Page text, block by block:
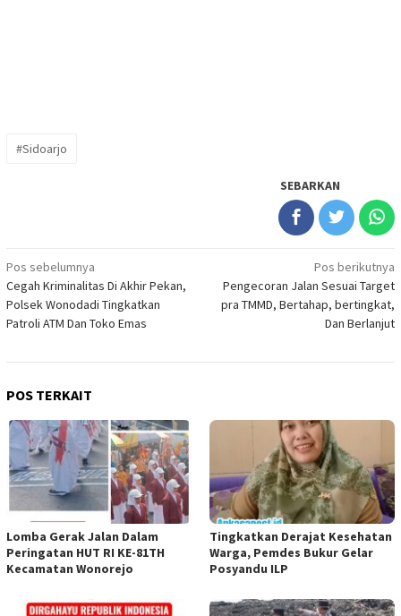
#Sidoarjo
SEBARKAN
Navigasi
pos
Pos sebelumnya
Cegah Kriminalitas Di Akhir Pekan,
Polsek Wonodadi Tingkatkan
Patroli ATM Dan Toko Emas
Pos berikutnya
Pengecoran Jalan Sesuai Target
pra TMMD, Bertahap, bertingkat,
Dan Berlanjut
POS TERKAIT
Lomba Gerak Jalan Dalam
Peringatan HUT RI KE-81TH
Kecamatan Wonorejo
Tingkatkan Derajat Kesehatan
Warga, Pemdes Bukur Gelar
Posyandu ILP